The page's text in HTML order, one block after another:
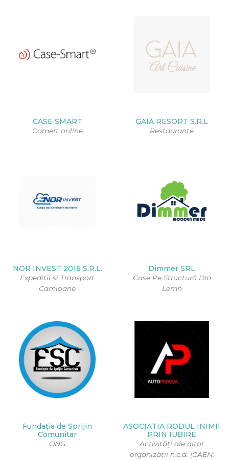
CASE SMART
Comert online
GAIA RESORT S.R.L
Restaurante
NOR INVEST 2016 S.R.L.
Expeditii si Transport
Camioane
Dimmer SRL
Case Pe Structură Din
Lemn
Fundația de Sprijin
Comunitar
ONG
ASOCIATIA RODUL INIMII
PRIN IUBIRE
Activități ale altor
organizații n.c.a. (CAEN: